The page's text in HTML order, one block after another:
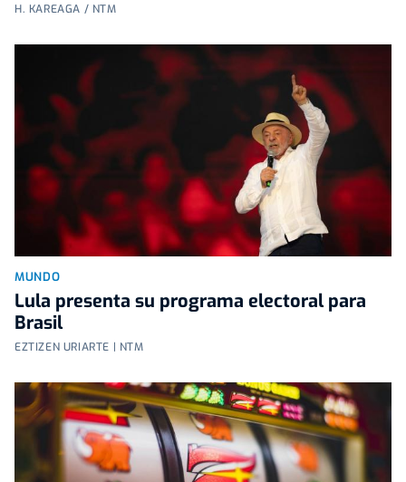
H. KAREAGA / NTM
MUNDO
Lula presenta su programa electoral para
Brasil
EZTIZEN URIARTE | NTM